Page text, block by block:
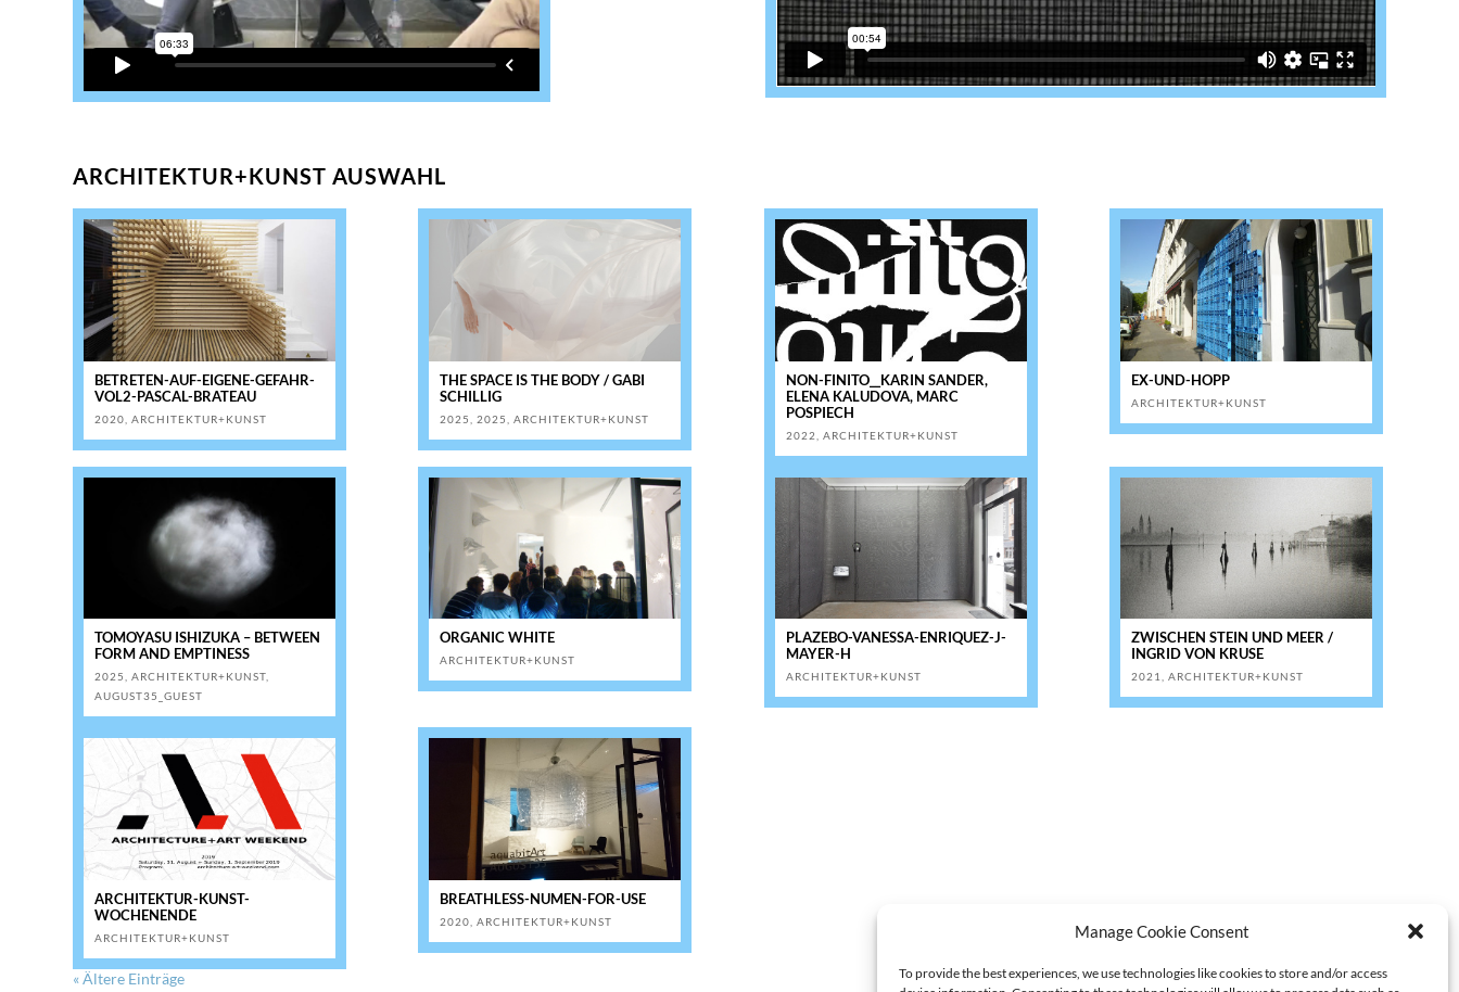
Manage Cookie Consent
To provide the best experiences, we use technologies like cookies to store and/or access
ARCHITEKTUR+KUNST AUSWAHL
BETRETEN-AUF-EIGENE-GEFAHR-
VOL2-PASCAL-BRATEAU
2020 ,ARCHITEKTUR+KUNST
THE SPACE IS THE BODY / GABI
SCHILLIG
2025 ,2025 ,ARCHITEKTUR+KUNST
NON-FINITO__KARIN SANDER,
ELENA KALUDOVA, MARC
POSPIECH
2022 ARCHITEKTUR+KUNST
EX-UND-HOPP
ARCHITEKTUR+KUNST
TOMOYASU ISHIZUKA – BETWEEN
FORM AND EMPTINESS
2025 ,ARCHITEKTUR+KUNST
AUGUST35_GUEST
ORGANIC WHITE
ARCHITEKTUR+KUNST
PLAZEBO-VANESSA-ENRIQUEZ-J-
MAYER-H
ARCHITEKTUR+KUNST
ZWISCHEN STEIN UND MEER /
INGRID VON KRUSE
2021 ARCHITEKTUR+KUNST
ARCHITEKTUR-KUNST-
WOCHENENDE
ARCHITEKTUR+KUNST
BREATHLESS-NUMEN-FOR-USE
2020 ,ARCHITEKTUR+KUNST
« Ältere Einträge